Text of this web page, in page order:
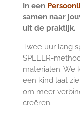
In een
samen naar
uit de praktijk.
Twee uur lang
SPELER-
materialen. We
een kind laat
om meer
creëren.